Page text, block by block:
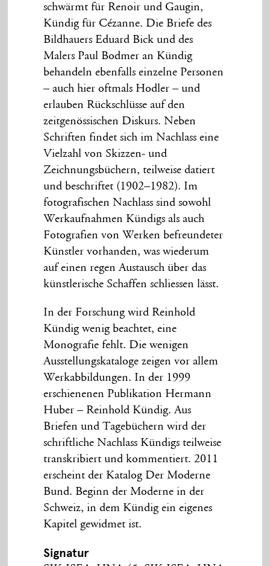
schwärmt für Renoir und Gaugin,
Kündig für Cézanne. Die Briefe des
Bildhauers Eduard Bick und des
Malers Paul Bodmer an Kündig
behandeln ebenfalls einzelne Personen
– auch hier oftmals Hodler – und
erlauben Rückschlüsse auf den
zeitgenössischen Diskurs. Neben
Schriften findet sich im Nachlass eine
Vielzahl von Skizzen- und
Zeichnungsbüchern, teilweise datiert
und beschriftet (1902–1982). Im
fotografischen Nachlass sind sowohl
Werkaufnahmen Kündigs als auch
Fotografien von Werken befreundeter
Künstler vorhanden, was wiederum
auf einen regen Austausch über das
künstlerische Schaffen schliessen lässt.
In der Forschung wird Reinhold
Kündig wenig beachtet, eine
Monografie fehlt. Die wenigen
Ausstellungskataloge zeigen vor allem
Werkabbildungen. In der 1999
erschienenen Publikation Hermann
Huber – Reinhold Kündig. Aus
Briefen und Tagebüchern wird der
schriftliche Nachlass Kündigs teilweise
transkribiert und kommentiert. 2011
erscheint der Katalog Der Moderne
Bund. Beginn der Moderne in der
Schweiz, in dem Kündig ein eigenes
Kapitel gewidmet ist.
Signatur